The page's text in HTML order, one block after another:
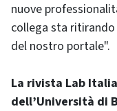
nuove
collega sta
del nostro portale".
La rivista Lab
dell’Università di